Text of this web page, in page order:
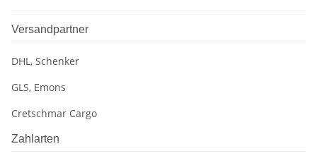
Versandpartner
DHL, Schenker
GLS, Emons
Cretschmar Cargo
Zahlarten